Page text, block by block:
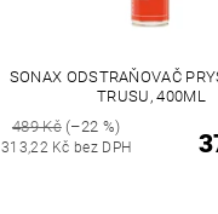
SONAX ODSTRAŇOVAČ
TRUSU, 400ML
489 Kč(–22 %)
313,22 Kč bez DPH